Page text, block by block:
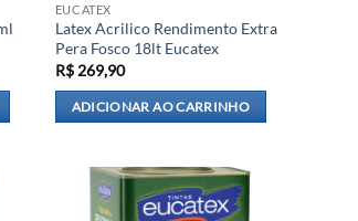
EUCATEX
Latex Acrilico Rendimento Extra
Pera Fosco 18lt Eucatex
R$269,90
ADICIONAR AO CARRINHO